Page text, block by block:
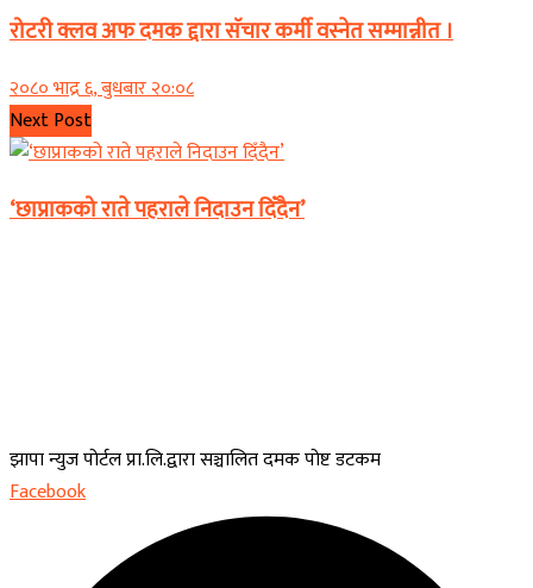
रोटरी क्लव अफ दमक द्दारा सॅचार कर्मी वस्नेत सम्मान्नीत ।
२०८० भाद्र ६, बुधबार २०:०८
Next Post
‘छाप्राकको राते पहराले निदाउन दिँदैन’
झापा न्युज पोर्टल प्रा.लि.द्वारा सञ्चालित दमक पोष्ट डटकम
Facebook